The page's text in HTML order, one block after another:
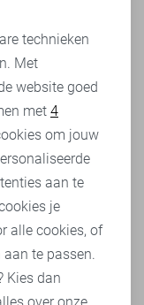
op je werk tot
broeken bieden
stylen van een
en
je de
je voor een
en sneakers.
Kate? Dan weet je
je altijd aan kan!
in hand
op comfort
materialen die
Deze
technieken
Met
website goed
met 4
om jouw
aan te
je
alle cookies, of
te passen.
Kies dan